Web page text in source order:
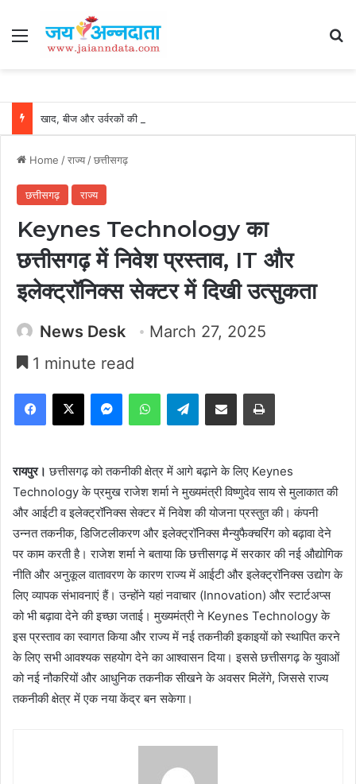
Menu
Home /राज्य/छत्तीसगढ़
छत्तीसगढ़ राज्य
Keynes Technology का
छत्तीसगढ़ में निवेश प्रस्ताव, IT और
इलेक्ट्रॉनिक्स सेक्टर में दिखी उत्सुकता
News Desk
March 27, 2025
1 minute read
Facebook
X MessengerWhatsAppTelegramShare via Email Print
रायपुर। छत्तीसगढ़ को तकनीकी क्षेत्र में आगे बढ़ाने के लिए Keynes
Technology के प्रमुख राजेश शर्मा ने मुख्यमंत्री विष्णुदेव साय से मुलाकात की
और आईटी व इलेक्ट्रॉनिक्स सेक्टर में निवेश की योजना प्रस्तुत की। कंपनी
उन्नत तकनीक, डिजिटलीकरण और इलेक्ट्रॉनिक्स मैन्युफैक्चरिंग को बढ़ावा देने
पर काम करती है। राजेश शर्मा ने बताया कि छत्तीसगढ़ में सरकार की नई औद्योगिक
नीति और अनुकूल वातावरण के कारण राज्य में आईटी और इलेक्ट्रॉनिक्स उद्योग के
लिए व्यापक संभावनाएं हैं। उन्होंने यहां नवाचार (Innovation) और स्टार्टअप्स
को भी बढ़ावा देने की इच्छा जताई। मुख्यमंत्री ने Keynes Technology के
इस प्रस्ताव का स्वागत किया और राज्य में नई तकनीकी इकाइयों को स्थापित करने
के लिए सभी आवश्यक सहयोग देने का आश्वासन दिया। इससे छत्तीसगढ़ के युवाओं
को नई नौकरियों और आधुनिक तकनीक सीखने के अवसर मिलेंगे, जिससे राज्य
तकनीकी क्षेत्र में एक नया केंद्र बन सकेगा।